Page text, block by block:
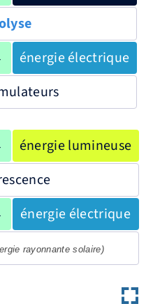
énergie électrique
énergie lumineuse
énergie électrique
rayonnante solaire)